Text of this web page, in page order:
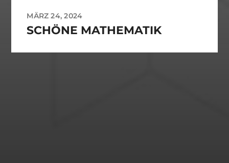
MÄRZ 24, 2024
SCHÖNE MATHEMATIK